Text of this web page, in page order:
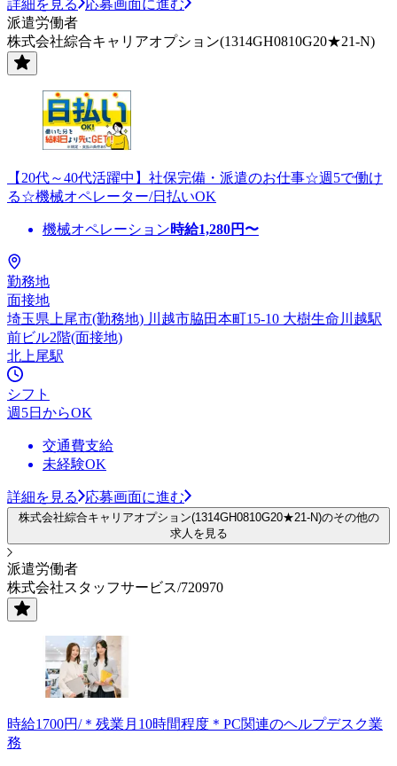
詳細を見る
応募画面に進む
派遣労働者
株式会社綜合キャリアオプション(1314GH0810G20★21-N)
【20代～40代活躍中】社保完備・派遣のお仕事☆週5で働け
る☆機械オペレーター/日払いOK
機械オペレーション時給1,280円〜
勤務地
面接地
埼玉県上尾市(勤務地) 川越市脇田本町15-10 大樹生命川越駅
前ビル2階(面接地)
北上尾駅
シフト
週5日からOK
交通費支給
未経験OK
詳細を見る 応募画面に進む
株式会社綜合キャリアオプション(1314GH0810G20★21-N)のその他の
求人を見る
派遣労働者
株式会社スタッフサービス/720970
時給1700円/＊残業月10時間程度＊PC関連のヘルプデスク業
務